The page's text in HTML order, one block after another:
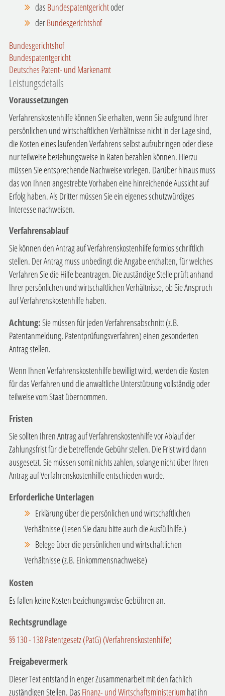
das Bundespatentgerichtoder
derBundesgerichtshof
Bundesgerichtshof
Bundespatentgericht
Deutsches Patent- und Markenamt
Leistungsdetails
Voraussetzungen
Verfahrenskostenhilfe können Sie erhalten, wenn Sie aufgrund Ihrer
persönlichen und wirtschaftlichen Verhältnisse nicht in der Lage sind,
die Kosten eines laufenden Verfahrens selbst aufzubringen oder diese
nur teilweise beziehungsweise in Raten bezahlen können. Hierzu
müssen Sie entsprechende Nachweise vorlegen. Darüber hinaus muss
das von Ihnen angestrebte Vorhaben eine hinreichende Aussicht auf
Erfolg haben. Als Dritter müssen Sie ein eigenes schutzwürdiges
Interesse nachweisen.
Verfahrensablauf
Sie können den Antrag auf Verfahrenskostenhilfe formlos schriftlich
stellen. Der Antrag muss unbedingt die Angabe enthalten, für welches
Verfahren Sie die Hilfe beantragen. Die zuständige Stelle prüft anhand
Ihrer persönlichen und wirtschaftlichen Verhältnisse, ob Sie Anspruch
auf Verfahrenskostenhilfe haben.
Achtung: Sie müssen für jeden Verfahrensabschnitt (z.B.
Patentanmeldung, Patentprüfungsverfahren) einen gesonderten
Antrag stellen.
Wenn Ihnen Verfahrenskostenhilfe bewilligt wird, werden die Kosten
für das Verfahren und die anwaltliche Unterstützung vollständig oder
teilweise vom Staat übernommen.
Fristen
Sie sollten Ihren Antrag auf Verfahrenskostenhilfe vor Ablauf der
Zahlungsfrist für die betreffende Gebühr stellen. Die Frist wird dann
ausgesetzt. Sie müssen somit nichts zahlen, solange nicht über Ihren
Antrag auf Verfahrenskostenhilfe entschieden wurde.
Erforderliche Unterlagen
Erklärung über die persönlichen und wirtschaftlichen
Verhältnisse (Lesen Sie dazu bitte auch die Ausfüllhilfe.)
Belege über die persönlichen und wirtschaftlichen
Verhältnisse (z.B. Einkommensnachweise)
Kosten
Es fallen keine Kosten beziehungsweise Gebühren an.
Rechtsgrundlage
§§ 130 - 138 Patentgesetz (PatG) (Verfahrenskostenhilfe)
Freigabevermerk
Dieser Text entstand in enger Zusammenarbeit mit den fachlich
zuständigen Stellen. Das Finanz- und Wirtschaftsministeriumhat ihn